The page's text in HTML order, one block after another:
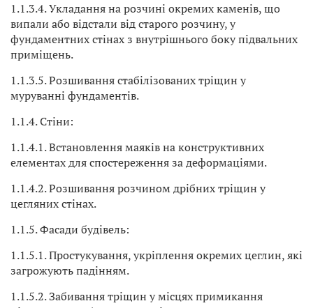
1.1.3.4. Укладання на розчині окремих каменів, що
випали або відстали від старого розчину, у
фундаментних стінах з внутрішнього боку підвальних
приміщень.
1.1.3.5. Розшивання стабілізованих тріщин у
муруванні фундаментів.
1.1.4. Стіни:
1.1.4.1. Встановлення маяків на конструктивних
елементах для спостереження за деформаціями.
1.1.4.2. Розшивання розчином дрібних тріщин у
цегляних стінах.
1.1.5. Фасади будівель:
1.1.5.1. Простукування, укріплення окремих цеглин, які
загрожують падінням.
1.1.5.2. Забивання тріщин у місцях примикання